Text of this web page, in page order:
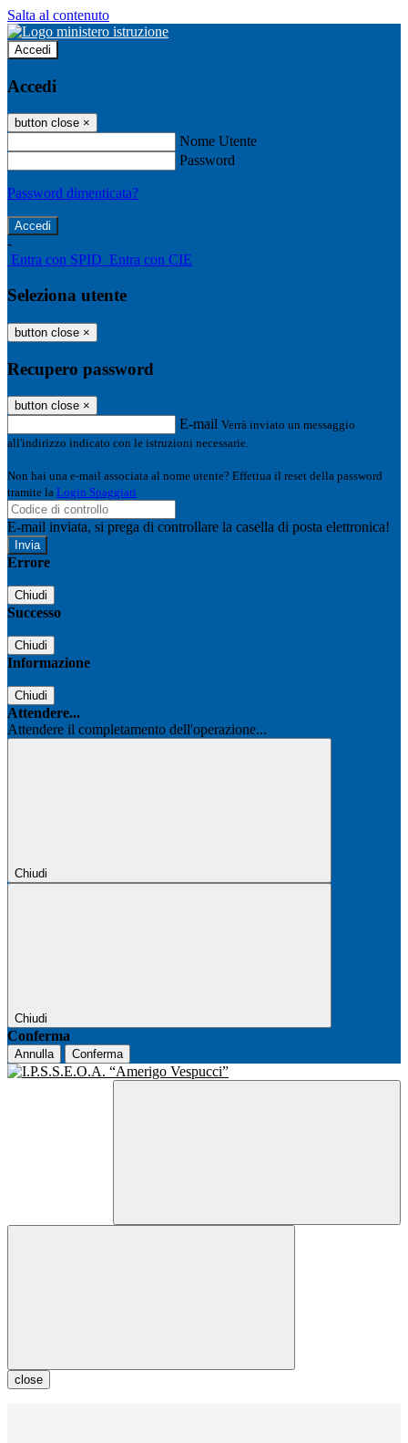
Salta al contenuto
Accedi
Accedi
button close ×
Nome Utente
Password
Password dimenticata?
-
Entra con SPID Entra con CIE
Seleziona utente
button close ×
Recupero password
button close ×
E-mail Verrà inviato un messaggio
all'indirizzo indicato con le istruzioni necessarie.
Non hai una e-mail associata al nome utente? Effettua il reset della password
tramite la Login Spaggiari
E-mail inviata, si prega di controllare la casella di posta elettronica!
Errore
Chiudi
Successo
Chiudi
Informazione
Chiudi
Attendere...
Attendere il completamento dell'operazione...
Chiudi
Chiudi
Conferma
Annulla Conferma
close